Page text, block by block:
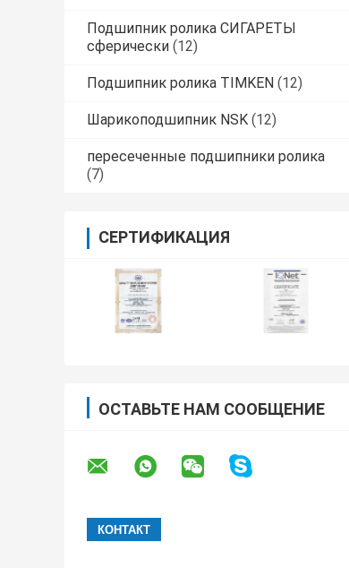
Подшипник ролика СИГАРЕТЫ
сферически (12)
Подшипник ролика TIMKEN (12)
Шарикоподшипник NSK (12)
пересеченные подшипники ролика
(7)
СЕРТИФИКАЦИЯ
ОСТАВЬТЕ НАМ СООБЩЕНИЕ